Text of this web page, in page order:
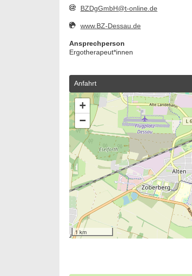
BZDgGmbH@t-online.de
www.BZ-Dessau.de
Ansprechperson
Ergotherapeut*innen
Anfahrt
+
−
1 km